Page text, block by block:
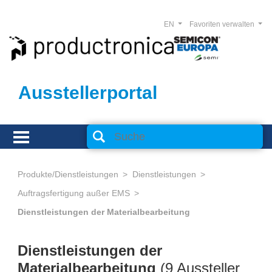
Ausstellerportal
Favoriten verwalten
EN
Produkte/Dienstleistungen
Dienstleistungen
Auftragsfertigung außer EMS
Dienstleistungen der Materialbearbeitung
Dienstleistungen der
Materialbearbeitung (9 Aussteller